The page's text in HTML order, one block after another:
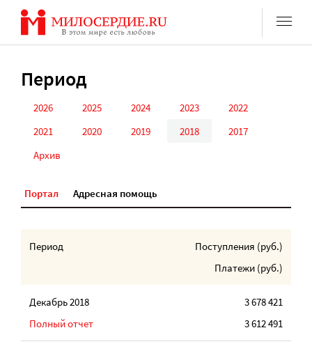
Перейти
содержанию
Период
2026 2025 2024 2023
2022
2021
2020 2019 2018
2017
Архив
Портал Адресная помощь
Период Поступления (руб.)
Платежи (руб.)
Декабрь 2018
3 678 421
3 612 491
Полный отчет